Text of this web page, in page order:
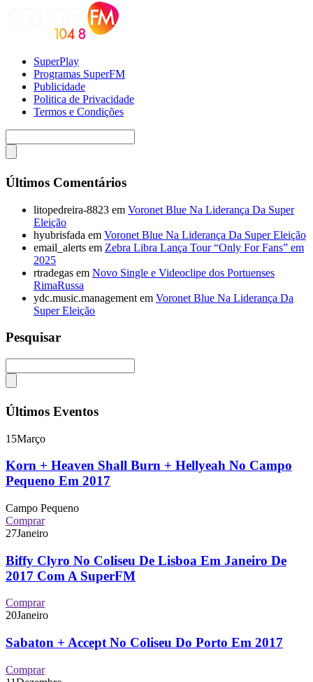
SuperPlay
Programas SuperFM
Publicidade
Politica de Privacidade
Termos e Condições
Últimos Comentários
litopedreira-8823 em Voronet Blue Na Liderança Da Super
Eleição
hyubrisfada em Voronet Blue Na Liderança Da Super Eleição
email_alerts em Zebra Libra Lança Tour “Only For Fans” em
2025
rtradegas em Novo Single e Videoclipe dos Portuenses
RimaRussa
ydc.music.management em Voronet Blue Na Liderança Da
Super Eleição
Pesquisar
Últimos Eventos
15Março
Korn + Heaven Shall Burn + Hellyeah No Campo
Pequeno Em 2017
Campo Pequeno
Comprar
27Janeiro
Biffy Clyro No Coliseu De Lisboa Em Janeiro De
2017 Com A SuperFM
Comprar
20Janeiro
Sabaton + Accept No Coliseu Do Porto Em 2017
Comprar